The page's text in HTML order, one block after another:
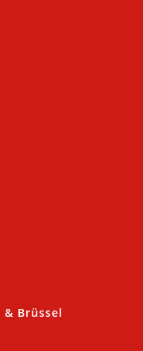
Brüssel